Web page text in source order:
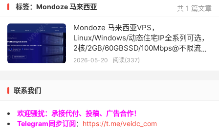
共 1 篇文章
标签：Mondoze 马来西亚
Mondoze 马来西亚VPS，
Linux/Windows/动态住宅IP全系列可选，
2核/2GB/60GBSSD/100Mbps@不限流
量，月付$8.33起
2026-05-20 阅读(337)
联系我们
欢迎骚扰：承接代付、投稿、广告合作！
Telegram同步订阅： https://t.me/veidc_com